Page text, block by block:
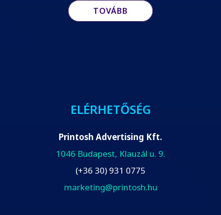
TOVÁBB
ELÉRHETŐSÉG
Printosh Advertising Kft.
1046 Budapest, Klauzál u. 9.
(+36 30) 931 0775
marketing@printosh.hu